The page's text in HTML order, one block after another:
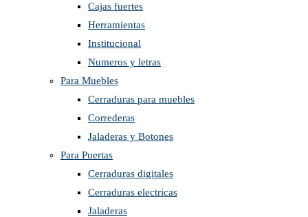
Cajas fuertes
Herramientas
Institucional
Numeros y letras
Para Muebles
Cerraduras para muebles
Correderas
Jaladeras y Botones
Para Puertas
Cerraduras digitales
Cerraduras electricas
Jaladeras